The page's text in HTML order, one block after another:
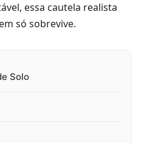
essa cautela realista
só sobrevive.
Solo